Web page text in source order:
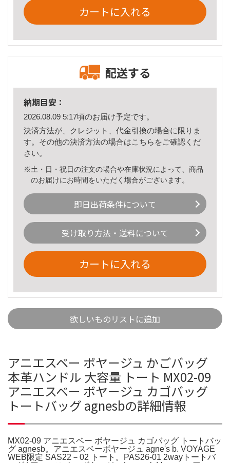
カートに入れる
配送する
納期目安：
2026.08.09 5:17頃のお届け予定です。
決済方法が、クレジット、代金引換の場合に限りま
す。その他の決済方法の場合はこちら をご確認くだ
さい。
※土・日・祝日の注文の場合や在庫状況によって、商品
のお届けにお時間をいただく場合がございます。
即日出荷条件について
受け取り方法・送料について
カートに入れる
欲しいものリストに追加
アニエスベー ボヤージュ かごバッグ
本革ハンドル 大容量 トート MX02-09
アニエスベー ボヤージュ カゴバッグ
トートバッグ agnesbの詳細情報
MX02-09 アニエスベー ボヤージュ カゴバッグ トートバッ
グ agnesb。アニエスベーボヤージュ agne's b. VOYAGE
WEB限定 SAS22－02 トート。PAS26-01 2wayトートバ